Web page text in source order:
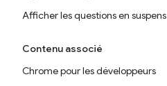
Afficher les questions en suspens
Contenu associé
Chrome pour les développeurs